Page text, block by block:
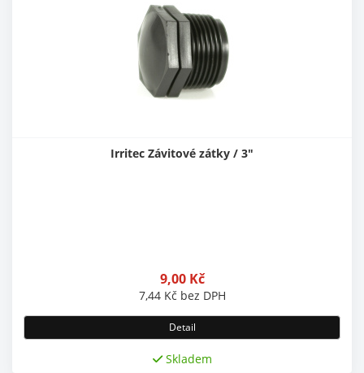
Irritec Závitové zátky / 3"
9,00 Kč
7,44 Kč bez DPH
Detail
Skladem